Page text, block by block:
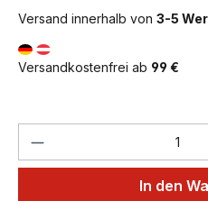
Versand innerhalb von 3-5
Versandkostenfrei ab 99 €
Produkt Anzahl:
In den